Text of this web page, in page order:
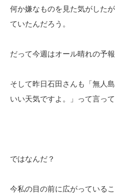
何か嫌なものを見た気がした
ていたんだろう。
だって今週はオール晴れの予報
そして昨日石田さんも「無人
いい天気ですよ。」って言って
ではなんだ？
今私の目の前に広がっている